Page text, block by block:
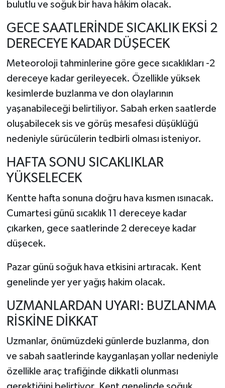
bulutlu ve soğuk bir hava hâkim olacak.
GECE SAATLERİNDE SICAKLIK EKSİ 2
DERECEYE KADAR DÜŞECEK
Meteoroloji tahminlerine göre gece sıcaklıkları -2
dereceye kadar gerileyecek. Özellikle yüksek
kesimlerde buzlanma ve don olaylarının
yaşanabileceği belirtiliyor. Sabah erken saatlerde
oluşabilecek sis ve görüş mesafesi düşüklüğü
nedeniyle sürücülerin tedbirli olması isteniyor.
HAFTA SONU SICAKLIKLAR
YÜKSELECEK
Kentte hafta sonuna doğru hava kısmen ısınacak.
Cumartesi günü sıcaklık 11 dereceye kadar
çıkarken, gece saatlerinde 2 dereceye kadar
düşecek.
Pazar günü soğuk hava etkisini artıracak. Kent
genelinde yer yer yağış hakim olacak.
UZMANLARDAN UYARI: BUZLANMA
RİSKİNE DİKKAT
Uzmanlar, önümüzdeki günlerde buzlanma, don
ve sabah saatlerinde kayganlaşan yollar nedeniyle
özellikle araç trafiğinde dikkatli olunması